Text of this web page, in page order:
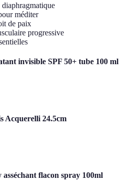
méditer
de paix
progressive
invisible SPF 50+ tube 100 ml
Acquerelli 24.5cm
flacon spray 100ml